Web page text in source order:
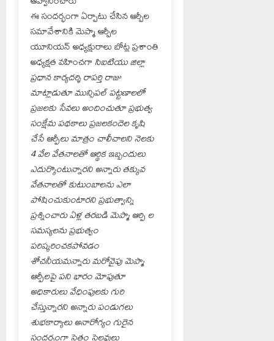
ఈ సందర్భంగా ఏర్పాటు చేసిన ఆర్పీల
సమావేశానికి మెప్మా ఆర్పీల
యూనియన్ అధ్యక్షురాలు బోట్ల ప్రశాంతి
అధ్యక్షత వహించగాసిఐటియు జిల్లా
ప్రధాన కార్యదర్శి రాపర్తి రాజు
మాట్లాడుతూ మున్సిపల్ పట్టణాలలో
ప్రజలకు సేవలు అందించుతూ ప్రభుత్వ
సంక్షేమ పథకాలు ప్రజలకందెల కృషి
చేసే ఆర్పీలు మాత్రం చాలీచాలని నెలకు
4 వేల వేతనాలతో ఆర్థిక ఇబ్బందులు
ఎదుర్కొంటున్నారని అన్నారు తక్కువ
వేతనాలతో కుటుంబాలను ఎలా
పోషించుకుంటారని ప్రభుత్వాన్ని
ప్రశ్నించారు ఏళ్ల తరబడి మెప్మా ఆర్పి ల
సమస్యలను ప్రభుత్వం
పరిష్కరించకపోవడం
శోచనీయమన్నారు మరోవైపు మెప్మా
ఆర్పీలపై పని భారం మోపుతూ
అధికారులు వేధింపులకు గురి
చేస్తున్నారని అన్నారు పండుగలు
శుభకార్యాలు అనారోగ్యం గురైన
సందర్భంగా సైతం సెలవులు